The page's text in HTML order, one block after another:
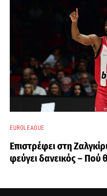
EUROLEAGUE
Επιστρέφει στη
φεύγει δανεικός – Πού